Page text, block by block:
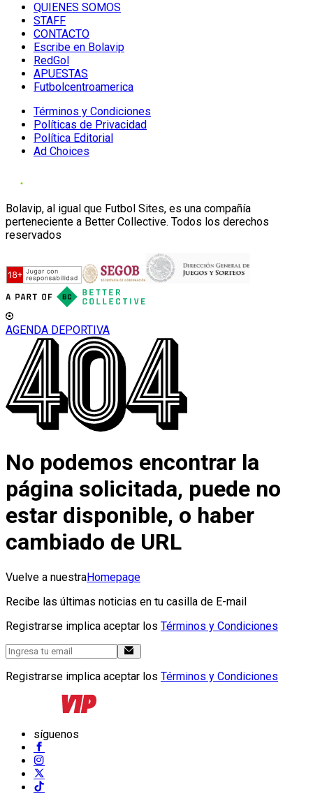
QUIENES SOMOS
STAFF
CONTACTO
Escribe en Bolavip
RedGol
APUESTAS
Futbolcentroamerica
Términos y Condiciones
Políticas de Privacidad
Política Editorial
Ad Choices
Bolavip, al igual que Futbol Sites, es una compañía
perteneciente a Better Collective. Todos los derechos
reservados
AGENDA DEPORTIVA
No podemos encontrar la
página solicitada, puede no
estar disponible, o haber
cambiado de URL
Vuelve a nuestraHomepage
Recibe las últimas noticias en tu casilla de E-mail
Registrarse implica aceptar los Términos y Condiciones
Registrarse implica aceptar los Términos y Condiciones
síguenos